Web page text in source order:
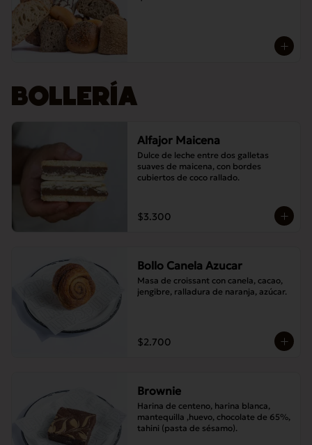
BOLLERÍA
Alfajor Maicena
Dulce de leche entre dos galletas
suaves de maicena, con bordes
cubiertos de coco rallado.
$3.300
Bollo Canela Azucar
Masa de croissant con canela, cacao,
jengibre, ralladura de naranja, azúcar.
$2.700
Brownie
Harina de centeno, harina blanca,
mantequilla ,huevo, chocolate de 65%,
tahini (pasta de sésamo).